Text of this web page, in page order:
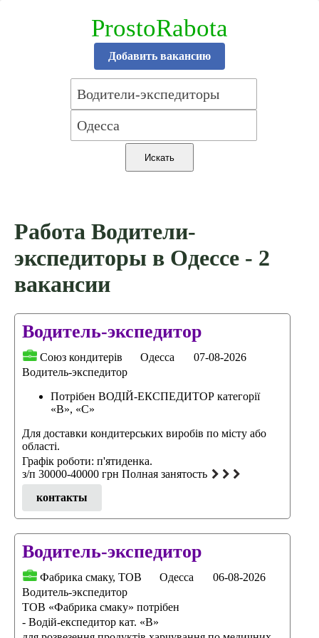
ProstoRabota
Добавить вакансию
Работа Водители-
экспедиторы в Одессе - 2
вакансии
Водитель-экспедитор
Союз кондитерів Одесса
07-08-2026
Водитель-экспедитор
Потрібен ВОДІЙ-ЕКСПЕДИТОР категорії
«B», «С»
Для доставки кондитерських виробів по місту або
області.
Графік роботи: п'ятиденка.
з/п 30000-40000 грн Полная занятость
контакты
Водитель-экспедитор
Фабрика смаку, ТОВ Одесса
06-08-2026
Водитель-экспедитор
ТОВ «Фабрика смаку» потрібен
- Водій-експедитор кат. «В»